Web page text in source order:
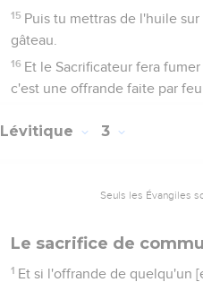
15 Puis tu mettras de l'huile
gâteau.
16 Et le Sacrificateur fera
c'est une offrande faite par feu
Lévitique 3
Seuls les Évangiles
Le sacrifice de
1 Et si l'offrande de quelqu'un